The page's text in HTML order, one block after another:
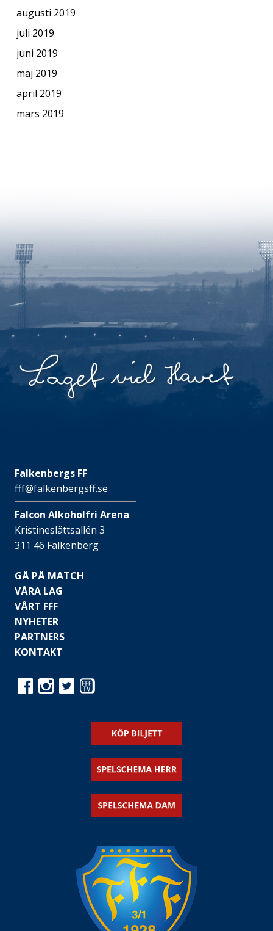
augusti 2019
juli 2019
juni 2019
maj 2019
april 2019
mars 2019
Falkenbergs FF
fff@falkenbergsff.se
Falcon Alkoholfri Arena
Kristineslättsallén 3
311 46 Falkenberg
GÅ PÅ MATCH
VÅRA LAG
VÅRT FFF
NYHETER
PARTNERS
KONTAKT